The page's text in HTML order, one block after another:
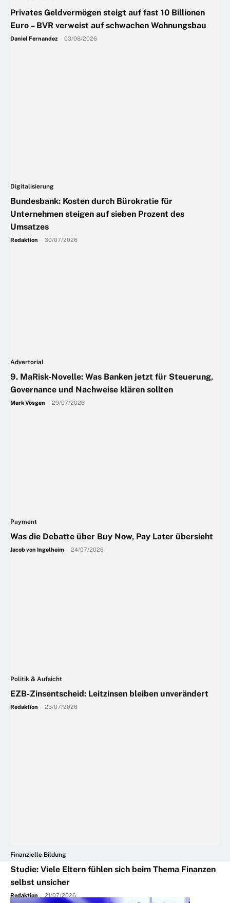
Privates Geldvermögen steigt auf fast 10 Billionen
Euro – BVR verweist auf schwachen Wohnungsbau
Daniel Fernandez 03/08/2026
Digitalisierung
Bundesbank: Kosten durch Bürokratie für
Unternehmen steigen auf sieben Prozent des
Umsatzes
Redaktion 30/07/2026
Advertorial
9. MaRisk-Novelle: Was Banken jetzt für Steuerung,
Governance und Nachweise klären sollten
Mark Vösgen 29/07/2026
Payment
Was die Debatte über Buy Now, Pay Later übersieht
Jacob von Ingelheim 24/07/2026
Politik & Aufsicht
EZB-Zinsentscheid: Leitzinsen bleiben unverändert
Redaktion 23/07/2026
Finanzielle Bildung
Studie: Viele Eltern fühlen sich beim Thema Finanzen
selbst unsicher
Redaktion - 21/07/2026